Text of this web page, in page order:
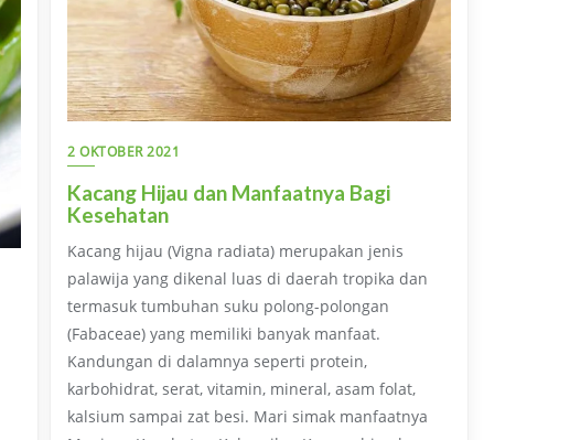
2 OKTOBER 2021
Kacang Hijau dan Manfaatnya Bagi
Kesehatan
Kacang hijau (Vigna radiata) merupakan jenis
palawija yang dikenal luas di daerah tropika dan
termasuk tumbuhan suku polong-polongan
(Fabaceae) yang memiliki banyak manfaat.
Kandungan di dalamnya seperti protein,
karbohidrat, serat, vitamin, mineral, asam folat,
kalsium sampai zat besi. Mari simak manfaatnya